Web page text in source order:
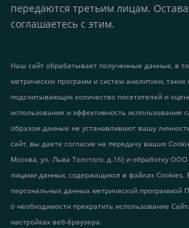
передаются третьим лицам.
соглашаетесь с этим.
Наш сайт обрабатывает полученные данные, в
метрических программ и систем аналитики,
подсчитывающих количество посетителей и
использования и эффективность использования
образом данные не устанавливают вашу
сайт, вы даете согласие на передачу ваших
Москва, ул. Льва Толстого, д.16) и обработку
лицами данных, содержащихся в файлах Cookies.
персональных данных метрической программой
о необходимости прекратить использование
настройках веб-браузера.